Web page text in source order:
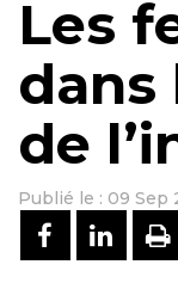
Les
dans
de
Publié le : 09 Sep